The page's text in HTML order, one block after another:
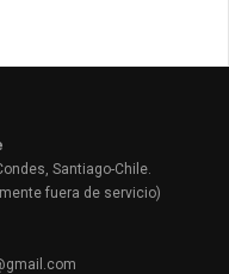
Santiago-Chile.
fuera de servicio)